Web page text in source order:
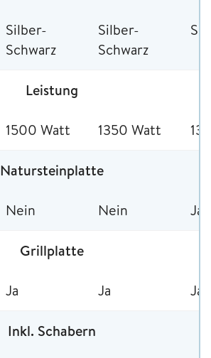
Silber-
Schwarz
Silber-
Schwarz
Leistung
1500 Watt 1350 Watt
Natursteinplatte
Nein Nein Ja
Grillplatte
Ja Ja Ja
Inkl. Schabern